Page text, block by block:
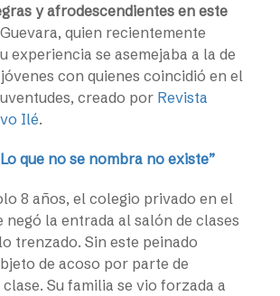
y afrodescendientes en este
quien recientemente
experiencia se asemejaba a la de
con quienes coincidió en el
creado por Revista
Ilé.
que no se nombra no existe”
8 años, el colegio privado en el
negó la entrada al salón de clases
trenzado. Sin este peinado
de acoso por parte de
Su familia se vio forzada a